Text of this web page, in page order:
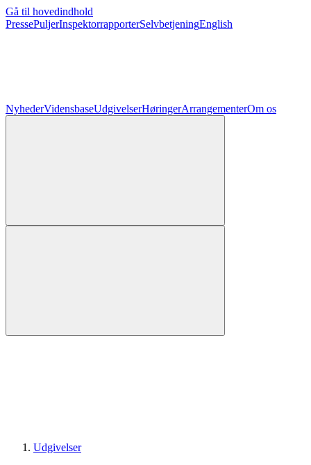
Gå til hovedindhold
PressePuljerInspektorrapporterSelvbetjeningEnglish
NyhederVidensbaseUdgivelserHøringerArrangementerOm os
Udgivelser